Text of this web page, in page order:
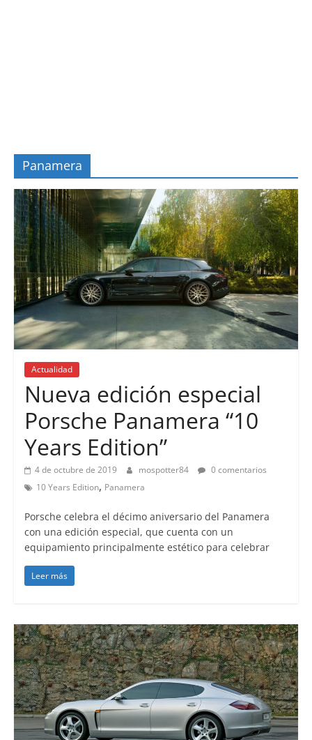
Panamera
Actualidad
Nueva edición especial
Porsche Panamera “10
Years Edition”
4 de octubre de 2019 mospotter84
0 comentarios
10 Years Edition, Panamera
Porsche celebra el décimo aniversario del Panamera
con una edición especial, que cuenta con un
equipamiento principalmente estético para celebrar
Leer más